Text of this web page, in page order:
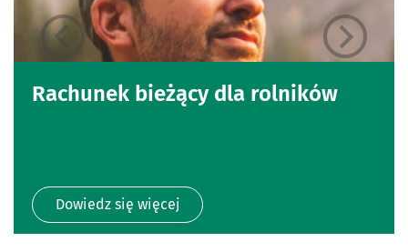
Rachunek bieżący dla rolników
Dowiedz się więcej